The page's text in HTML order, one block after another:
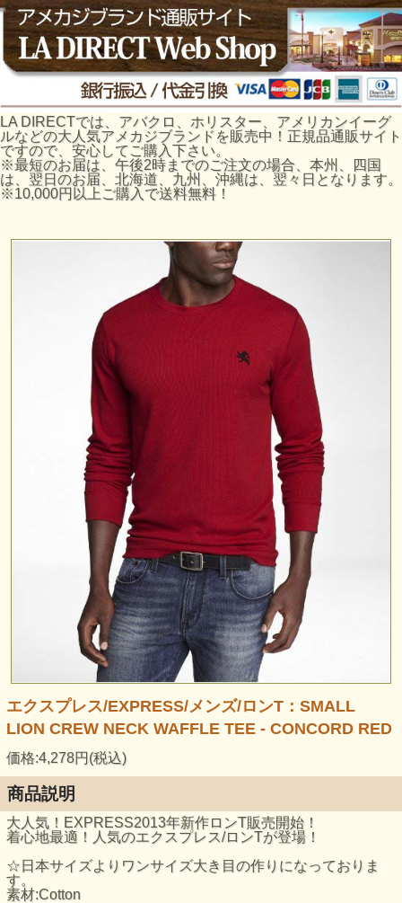
LA DIRECTでは、アバクロ、ホリスター、アメリカンイーグ
ルなどの大人気アメカジブランドを販売中！正規品通販サイト
ですので、安心してご購入下さい。
※最短のお届は、午後2時までのご注文の場合、本州、四国
は、翌日のお届、北海道、九州、沖縄は、翌々日となります。
※10,000円以上ご購入で送料無料！
エクスプレス/EXPRESS/メンズ/ロンT：SMALL
LION CREW NECK WAFFLE TEE - CONCORD RED
価格:4,278円(税込)
商品説明
大人気！EXPRESS2013年新作ロンT販売開始！
着心地最適！人気のエクスプレス/ロンTが登場！
☆日本サイズよりワンサイズ大き目の作りになっておりま
す。
素材:Cotton